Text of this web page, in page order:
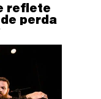
reflete
perda